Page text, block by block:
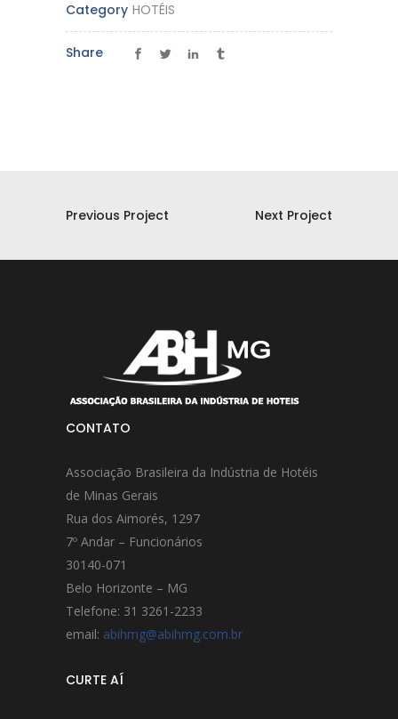
Category HOTÉIS
Share
Previous Project Next Project
CONTATO
Associação Brasileira da Indústria de Hotéis
de Minas Gerais
Rua dos Aimorés, 1297
7º Andar – Funcionários
30140-071
Belo Horizonte – MG
Telefone: 31 3261-2233
email: abihmg@abihmg.com.br
CURTE AÍ